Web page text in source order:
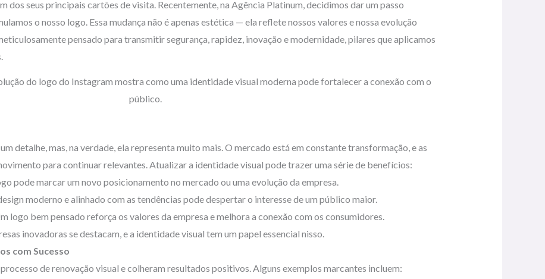
dos seus principais cartões de visita. Recentemente, na Agência Platinum, decidimos dar um passo
o nosso logo. Essa mudança não é apenas estética — ela reflete nossos valores e nossa evolução
pensado para transmitir segurança, rapidez, inovação e modernidade, pilares que aplicamos
do logo do Instagram mostra como uma identidade visual moderna pode fortalecer a conexão com o
público.
detalhe, mas, na verdade, ela representa muito mais. O mercado está em constante transformação, e as
para continuar relevantes. Atualizar a identidade visual pode trazer uma série de benefícios:
pode marcar um novo posicionamento no mercado ou uma evolução da empresa.
moderno e alinhado com as tendências pode despertar o interesse de um público maior.
logo bem pensado reforça os valores da empresa e melhora a conexão com os consumidores.
inovadoras se destacam, e a identidade visual tem um papel essencial nisso.
com Sucesso
de renovação visual e colheram resultados positivos. Alguns exemplos marcantes incluem: